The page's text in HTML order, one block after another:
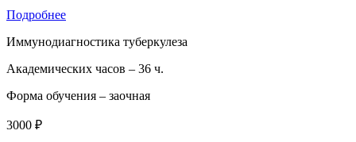
Подробнее
Иммунодиагностика туберкулеза
Академических часов – 36 ч.
Форма обучения – заочная
3000 ₽